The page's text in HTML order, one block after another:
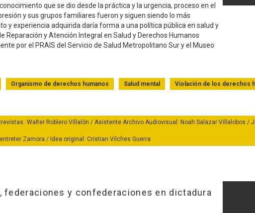
que se dio desde la práctica y la urgencia, proceso en el
y sus grupos familiares fueron y siguen siendo lo más
y experiencia adquirida daría forma a una política pública en salud y
Reparación y Atención Integral en Salud y Derechos Humanos
por el PRAIS del Servicio de Salud Metropolitano Sur y el Museo
Organismo de derechos humanos Salud mental Violación de los derechos
Walter Roblero Villalón / Asistente Archivo Audiovisual: Noah Salazar Villalobos /
Zamora / Idea original: Cristian Vilches Guerra
federaciones y confederaciones en dictadura